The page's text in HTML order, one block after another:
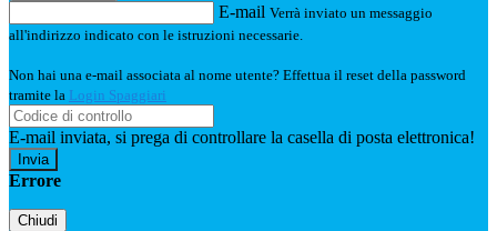
E-mail Verrà inviato un messaggio
all'indirizzo indicato con le istruzioni necessarie.
Non hai una e-mail associata al nome utente? Effettua il reset della password
tramite la Login Spaggiari
E-mail inviata, si prega di controllare la casella di posta elettronica!
Errore
Chiudi